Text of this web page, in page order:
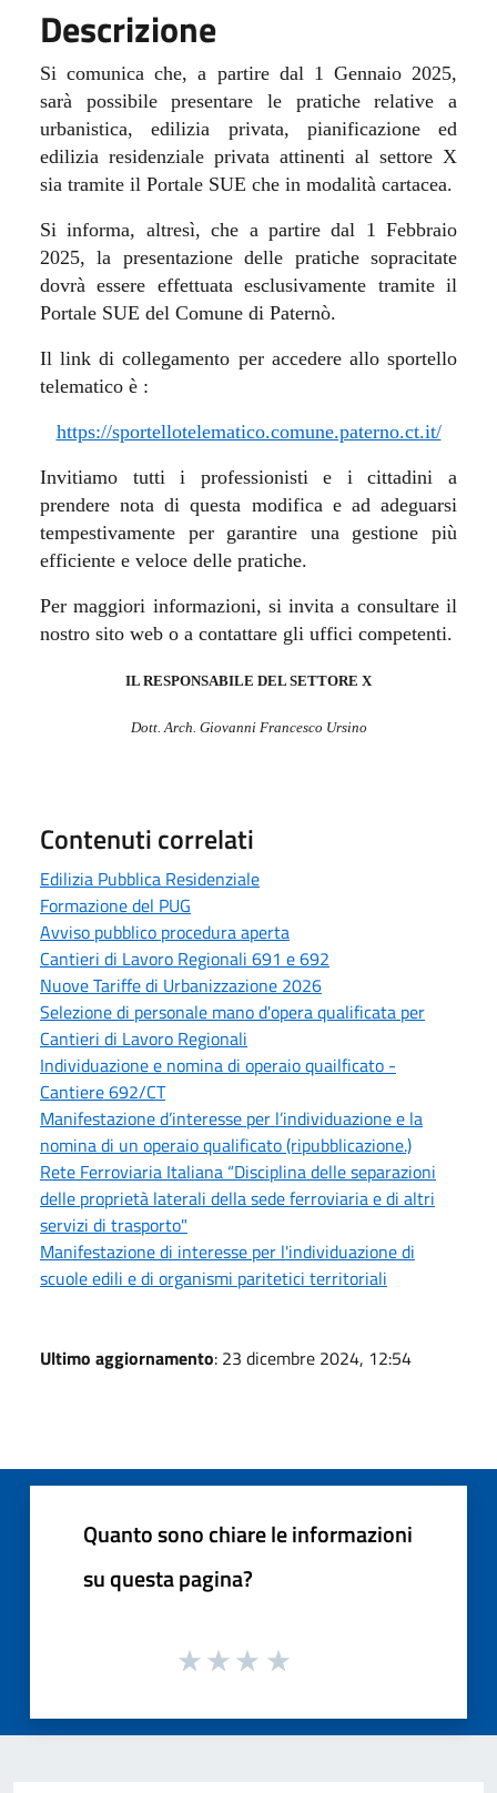
Descrizione
Si comunica che, a partire dal 1 Gennaio 2025,
sarà possibile presentare le pratiche relative a
urbanistica, edilizia privata, pianificazione ed
edilizia residenziale privata attinenti al settore X
sia tramite il Portale SUE che in modalità cartacea.
Si informa, altresì, che a partire dal 1 Febbraio
2025, la presentazione delle pratiche sopracitate
dovrà essere effettuata esclusivamente tramite il
Portale SUE del Comune di Paternò.
Il link di collegamento per accedere allo sportello
telematico è :
https://sportellotelematico.comune.paterno.ct.it/
Invitiamo tutti i professionisti e i cittadini a
prendere nota di questa modifica e ad adeguarsi
tempestivamente per garantire una gestione più
efficiente e veloce delle pratiche.
Per maggiori informazioni, si invita a consultare il
nostro sito web o a contattare gli uffici competenti.
IL RESPONSABILE DEL SETTORE X
Dott. Arch. Giovanni Francesco Ursino
Contenuti correlati
Edilizia Pubblica Residenziale
Formazione del PUG
Avviso pubblico procedura aperta
Cantieri di Lavoro Regionali 691 e 692
Nuove Tariffe di Urbanizzazione 2026
Selezione di personale mano d'opera qualificata per
Cantieri di Lavoro Regionali
Individuazione e nomina di operaio quailficato -
Cantiere 692/CT
Manifestazione d’interesse per l’individuazione e la
nomina di un operaio qualificato (ripubblicazione.)
Rete Ferroviaria Italiana “Disciplina delle separazioni
delle proprietà laterali della sede ferroviaria e di altri
servizi di trasporto"
Manifestazione di interesse per l'individuazione di
scuole edili e di organismi paritetici territoriali
Ultimo aggiornamento: 23 dicembre 2024, 12:54
Quanto sono chiare le informazioni
su questa pagina?